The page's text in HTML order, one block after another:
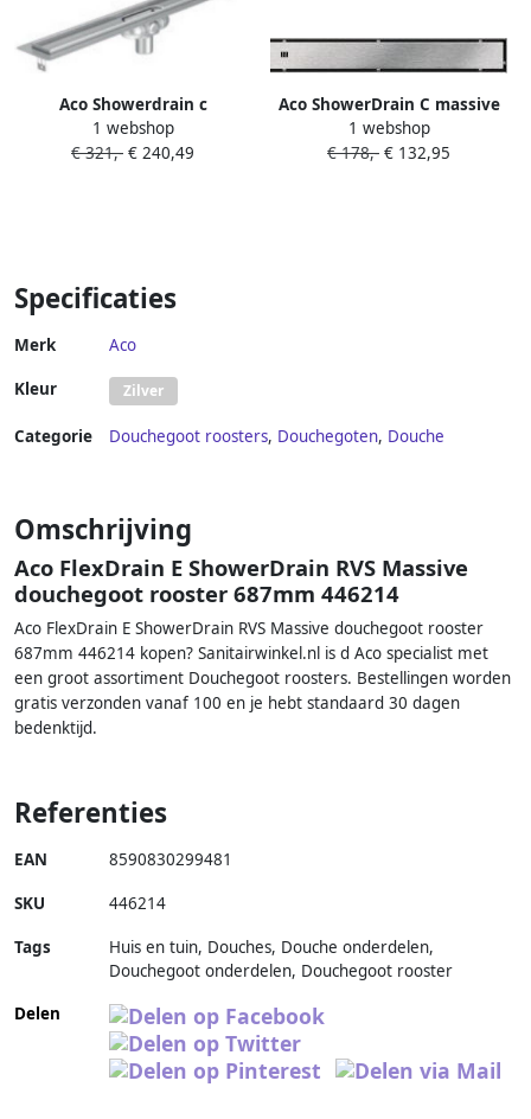
Aco Showerdrain c
douchegoot 685mm m
vloerflens stankslot:25mm
1 webshop
€ 321,- € 240,49
Aco ShowerDrain C massive
rvs douchegoot rooster
685mm 90108889
1 webshop
€ 178,- € 132,95
Specificaties
Merk Aco
Kleur Zilver
Categorie Douchegoot roosters, Douchegoten, Douche
Omschrijving
Aco FlexDrain E ShowerDrain RVS Massive
douchegoot rooster 687mm 446214
Aco FlexDrain E ShowerDrain RVS Massive douchegoot rooster
687mm 446214 kopen? Sanitairwinkel.nl is d Aco specialist met
een groot assortiment Douchegoot roosters. Bestellingen worden
gratis verzonden vanaf 100 en je hebt standaard 30 dagen
bedenktijd.
Referenties
EAN 8590830299481
SKU 446214
Tags
Huis en tuin, Douches, Douche onderdelen,
Douchegoot onderdelen, Douchegoot rooster
Delen